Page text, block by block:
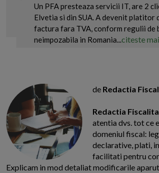
Un PFA presteaza servicii IT, are 2
Elvetia si din SUA. A devenit platitor
factura fara TVA, conform regulii de
neimpozabila in Romania...citeste
de Redactia
Redactia
atentia dvs. tot ce
domeniul fiscal:
declarative, plati,
facilitati pentru
Explicam in mod detaliat modificarile